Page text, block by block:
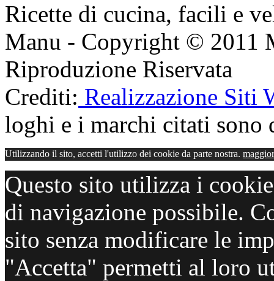
Ricette di cucina, facili e
Manu - Copyright © 2011
Riproduzione Riservata
Crediti: Realizzazione Siti
loghi e i marchi citati
Utilizzando il sito, accetti l'utilizzo dei cookie da parte nostra.
Questo sito utilizza i
di navigazione possibile.
sito senza modificare le
"Accetta" permetti al loro